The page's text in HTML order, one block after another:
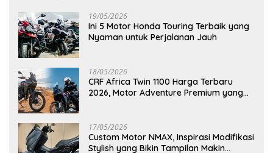
19/05/2026
Ini 5 Motor Honda Touring Terbaik yang
Nyaman untuk Perjalanan Jauh
18/05/2026
CRF Africa Twin 1100 Harga Terbaru
2026, Motor Adventure Premium yang
17/05/2026
Custom Motor NMAX, Inspirasi Modifikasi
Stylish yang Bikin Tampilan Makin